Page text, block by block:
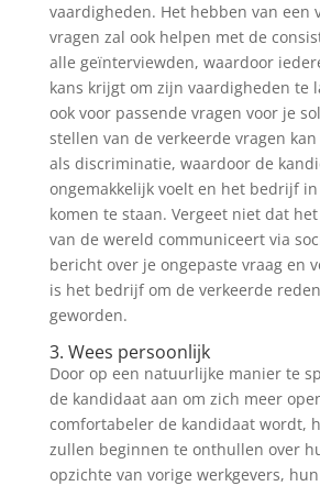
vaardigheden. Het hebben van een
vragen zal ook helpen met de
alle geïnterviewden, waardoor
kans krijgt om zijn vaardigheden te
ook voor passende vragen voor je
stellen van de verkeerde vragen
als discriminatie, waardoor de
ongemakkelijk voelt en het bedrijf
komen te staan. Vergeet niet dat
van de wereld communiceert via
bericht over je ongepaste vraag en
is het bedrijf om de verkeerde
geworden.
3. Wees persoonlijk
Door op een natuurlijke manier te
de kandidaat aan om zich meer
comfortabeler de kandidaat wordt,
zullen beginnen te onthullen over
opzichte van vorige werkgevers,